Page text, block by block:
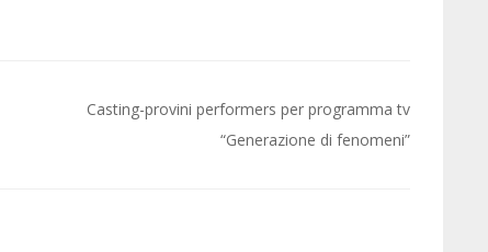
Casting-provini performers per programma tv
“Generazione di fenomeni”